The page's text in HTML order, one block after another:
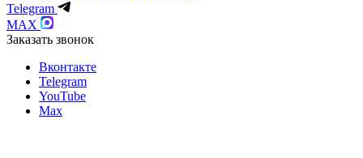
Telegram
MAX
Заказать звонок
Вконтакте
Telegram
YouTube
Max